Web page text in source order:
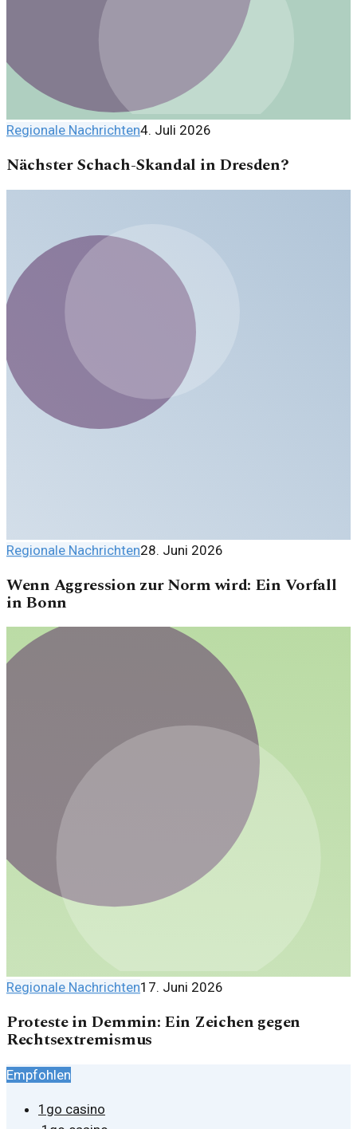
Regionale Nachrichten4. Juli 2026
Nächster Schach-Skandal in Dresden?
Regionale Nachrichten28. Juni 2026
Wenn Aggression zur Norm wird: Ein Vorfall
in Bonn
Regionale Nachrichten17. Juni 2026
Proteste in Demmin: Ein Zeichen gegen
Rechtsextremismus
Empfohlen
1go casino